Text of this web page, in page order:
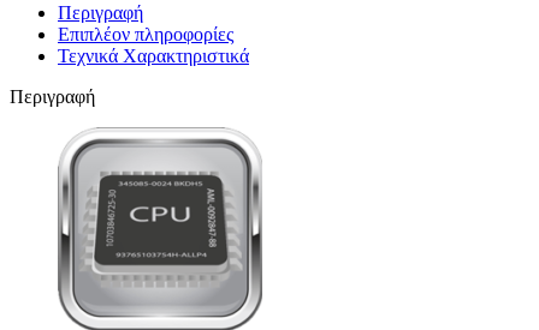
Περιγραφή
Επιπλέον πληροφορίες
Τεχνικά Χαρακτηριστικά
Περιγραφή